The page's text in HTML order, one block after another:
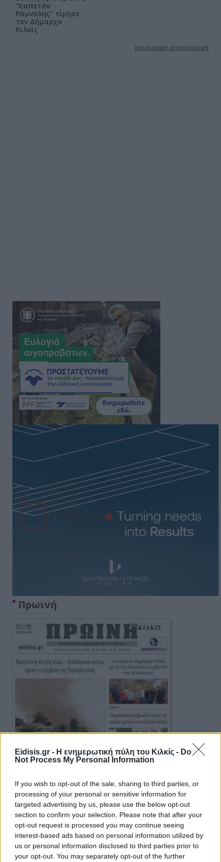
Eidisis.gr - Η ενημερωτική πύλη του Κιλκίς - Do
Not Process My Personal Information
If you wish to opt-out of the sale, sharing to third parties, or
processing of your personal or sensitive information for
targeted advertising by us, please use the below opt-out
section to confirm your selection. Please note that after your
opt-out request is processed you may continue seeing
interest-based ads based on personal information utilized by
us or personal information disclosed to third parties prior to
your opt-out. You may separately opt-out of the further
‘’Καπετάν
Ράμναλης’’ τίμησε
τον Δήμαρχο
Κιλκίς
επιστροφή στην κορυφή
Πρωινή
Πρωινή 5-8-2026